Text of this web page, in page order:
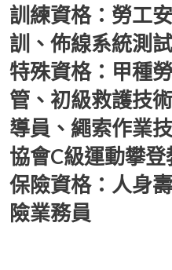
訓練資格：勞工
訓、佈線系統測
特殊資格：甲種
管、初級救護技
導員、繩索作業
協會C級運動攀登
保險資格：人身
險業務員